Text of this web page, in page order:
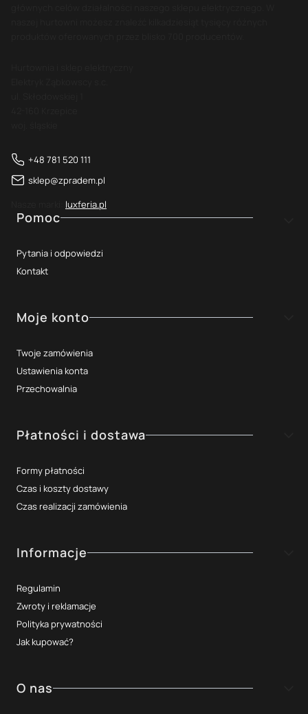
+48 781 520 111
sklep@zpradem.pl
luxferia.pl
Linki w stopce
Pomoc
Pytania i odpowiedzi
Kontakt
Moje konto
Twoje zamówienia
Ustawienia konta
Przechowalnia
Płatności i dostawa
Formy płatności
Czas i koszty dostawy
Czas realizacji zamówienia
Informacje
Regulamin
Zwroty i reklamacje
Polityka prywatności
Jak kupować?
O nas